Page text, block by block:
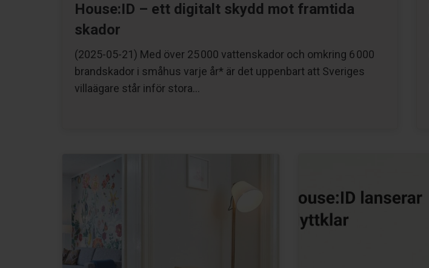
House:ID – ett digitalt skydd mot framtida
skador
(2025-05-21) Med över 25 000 vattenskador och omkring 6 000
brandskador i småhus varje år* är det uppenbart att Sveriges
villaägare står inför stora…